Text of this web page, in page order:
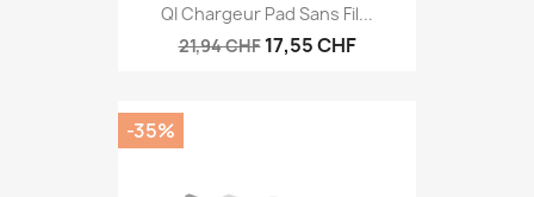
QI Chargeur Pad Sans Fil...
21,94 CHF 17,55 CHF
-35%